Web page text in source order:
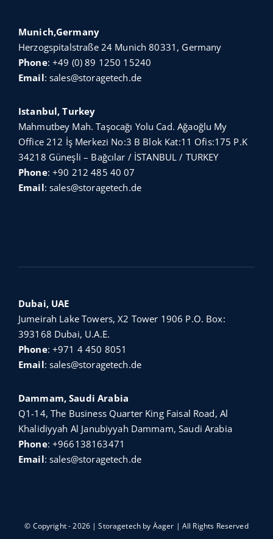
Munich,Germany
Herzogspitalstraße 24 Munich 80331, Germany
Phone:+49 (0) 89 1250 15240
Email:sales@storagetech.de
Istanbul, Turkey
Mahmutbey Mah. Taşocağı Yolu Cad. Ağaoğlu My
Office 212 İş Merkezi No:3 B Blok Kat:11 Ofis:175 P.K
34218 Güneşli – Bağcılar / İSTANBUL / TURKEY
Phone:+90 212 485 40 07
Email:sales@storagetech.de
Dubai, UAE
Jumeirah Lake Towers, X2 Tower 1906 P.O. Box:
393168 Dubai, U.A.E.
Phone:+971 4 450 8051
Email:sales@storagetech.de
Dammam, Saudi Arabia
Q1-14, The Business Quarter King Faisal Road, Al
Khalidiyyah Al Janubiyyah Dammam, Saudi Arabia
Phone:+966138163471
Email:sales@storagetech.de
© Copyright - 2026 | Storagetech by Äager | All Rights Reserved